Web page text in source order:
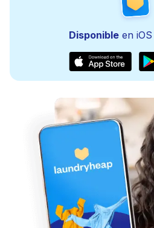
Disponibleen iOS